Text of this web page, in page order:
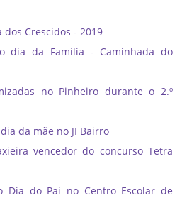
dos Crescidos - 2019
dia da Família - Caminhada do
no Pinheiro durante o 2.º
da mãe no JI Bairro
vencedor do concurso Tetra
Dia do Pai no Centro Escolar de